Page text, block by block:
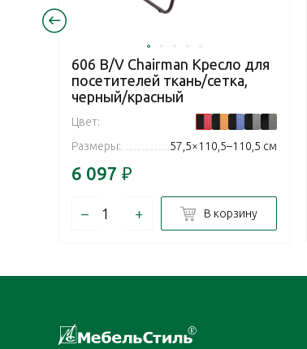
606 В/V Chairman Кресло для
посетителей ткань/сетка,
черный/красный
Цвет:
Размеры:
57,5×110,5–110,5 см
6 097 ₽
– + В корзину